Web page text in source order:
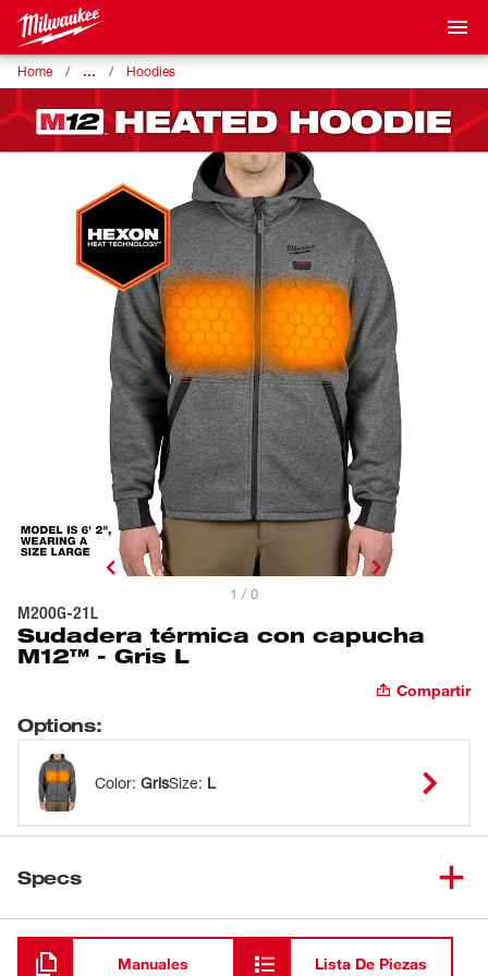
Home … Hoodies
1 / 0
M200G-21L
Sudadera térmica con capucha
M12™ - Gris L
Compartir
Options:
Color: GrisSize: L
Specs
Cargando
Manuales Lista De Piezas